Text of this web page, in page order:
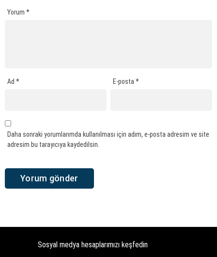
Yorum *
Ad * E-posta*
Daha sonraki yorumlarımda kullanılması için adım, e-posta adresim ve site
adresim bu tarayıcıya kaydedilsin.
Sosyal medya hesaplarımızı keşfedin